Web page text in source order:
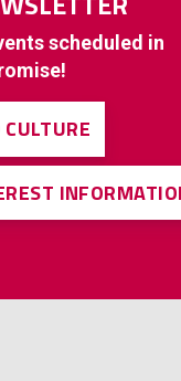
scheduled in